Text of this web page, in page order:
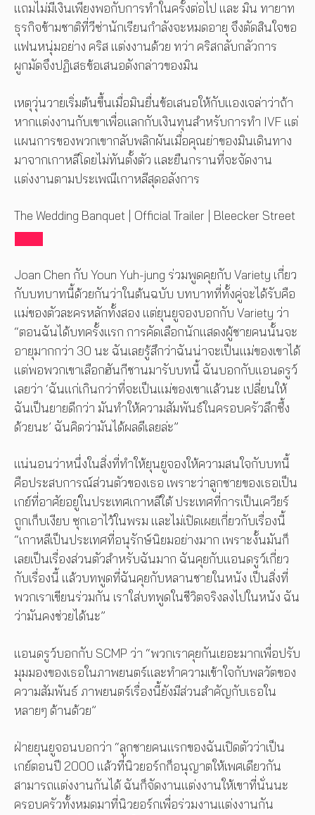
แถมไม่มีเงินเพียงพอกับการทำในครั้งต่อไป และ มิน ทายาท
ธุรกิจข้ามชาติที่วีซ่านักเรียนกำลังจะหมดอายุ จึงตัดสินใจขอ
แฟนหนุ่มอย่าง คริส แต่งงานด้วย ทว่า คริสกลับกลัวการ
ผูกมัดจึงปฏิเสธข้อเสนอดังกล่าวของมิน
เหตุวุ่นวายเริ่มต้นขึ้นเมื่อมินยื่นข้อเสนอให้กับแองเจล่าว่าถ้า
หากแต่งงานกับเขาเพื่อแลกกับเงินทุนสำหรับการทำ IVF แต่
แผนการของพวกเขากลับพลิกผันเมื่อคุณย่าของมินเดินทาง
มาจากเกาหลีโดยไม่ทันตั้งตัว และยืนกรานที่จะจัดงาน
แต่งงานตามประเพณีเกาหลีสุดอลังการ
The Wedding Banquet | Official Trailer | Bleecker Street
Joan Chen กับ Youn Yuh-jung ร่วมพูดคุยกับ Variety เกี่ยว
กับบทบาทนี้ด้วยกันว่าในต้นฉบับ บทบาทที่ทั้งคู่จะได้รับคือ
แม่ของตัวละครหลักทั้งสอง แต่ยุนยูจองบอกกับ Variety ว่า
“ตอนฉันได้บทครั้งแรก การคัดเลือกนักแสดงผู้ชายคนนั้นจะ
อายุมากกว่า 30 นะ ฉันเลยรู้สึกว่าฉันน่าจะเป็นแม่ของเขาได้
แต่พอพวกเขาเลือกฮันกีชานมารับบทนี้ ฉันบอกกับแอนดรูว์
เลยว่า ‘ฉันแก่เกินกว่าที่จะเป็นแม่ของเขาแล้วนะ เปลี่ยนให้
ฉันเป็นยายดีกว่า มันทำให้ความสัมพันธ์ในครอบครัวลึกซึ้ง
ด้วยนะ’ ฉันคิดว่ามันได้ผลดีเลยล่ะ”
แน่นอนว่าหนึ่งในสิ่งที่ทำให้ยุนยูจองให้ความสนใจกับบทนี้
คือประสบการณ์ส่วนตัวของเธอ เพราะว่าลูกชายของเธอเป็น
เกย์ที่อาศัยอยู่ในประเทศเกาหลีใต้ ประเทศที่การเป็นเควียร์
ถูกเก็บเงียบ ซุกเอาไว้ในพรม และไม่เปิดเผยเกี่ยวกับเรื่องนี้
“เกาหลีเป็นประเทศที่อนุรักษ์นิยมอย่างมาก เพราะงั้นมันก็
เลยเป็นเรื่องส่วนตัวสำหรับฉันมาก ฉันคุยกับแอนดรูว์เกี่ยว
กับเรื่องนี้ แล้วบทพูดที่ฉันคุยกับหลานชายในหนัง เป็นสิ่งที่
พวกเราเขียนร่วมกัน เราใส่บทพูดในชีวิตจริงลงไปในหนัง ฉัน
ว่ามันคงช่วยได้นะ”
แอนดรูว์บอกกับ SCMP ว่า “พวกเราคุยกันเยอะมากเพื่อปรับ
มุมมองของเธอในภาพยนตร์และทำความเข้าใจกับพลวัตของ
ความสัมพันธ์ ภาพยนตร์เรื่องนี้ยังมีส่วนสำคัญกับเธอใน
หลายๆ ด้านด้วย”
ฝ่ายยุนยูจอนบอกว่า “ลูกชายคนแรกของฉันเปิดตัวว่าเป็น
เกย์ตอนปี 2000 แล้วที่นิวยอร์กก็อนุญาตให้เพศเดียวกัน
สามารถแต่งงานกันได้ ฉันก็จัดงานแต่งงานให้เขาที่นั่นนะ
ครอบครัวทั้งหมดมาที่นิวยอร์กเพื่อร่วมงานแต่งงานกัน